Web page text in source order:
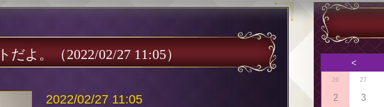
だよ。 （2022/02/27 11:05）
2022/02/27 11:05
<
26 27
2
3